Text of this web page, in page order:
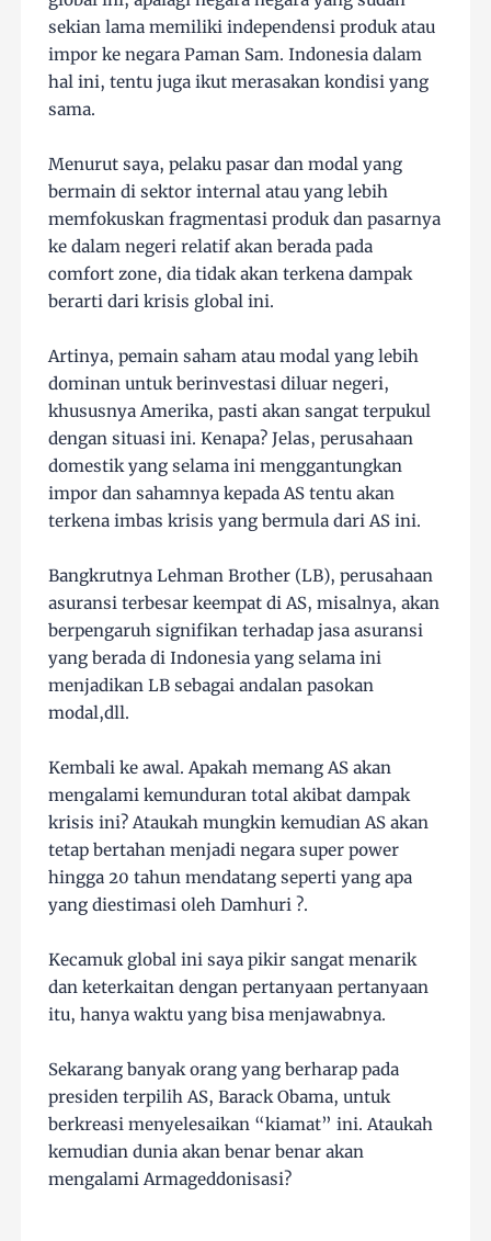
sekian lama memiliki independensi produk atau
impor ke negara Paman Sam. Indonesia dalam
hal ini, tentu juga ikut merasakan kondisi yang
sama.
Menurut saya, pelaku pasar dan modal yang
bermain di sektor internal atau yang lebih
memfokuskan fragmentasi produk dan pasarnya
ke dalam negeri relatif akan berada pada
comfort zone, dia tidak akan terkena dampak
berarti dari krisis global ini.
Artinya, pemain saham atau modal yang lebih
dominan untuk berinvestasi diluar negeri,
khususnya Amerika, pasti akan sangat terpukul
dengan situasi ini. Kenapa? Jelas, perusahaan
domestik yang selama ini menggantungkan
impor dan sahamnya kepada AS tentu akan
terkena imbas krisis yang bermula dari AS ini.
Bangkrutnya Lehman Brother (LB), perusahaan
asuransi terbesar keempat di AS, misalnya, akan
berpengaruh signifikan terhadap jasa asuransi
yang berada di Indonesia yang selama ini
menjadikan LB sebagai andalan pasokan
modal,dll.
Kembali ke awal. Apakah memang AS akan
mengalami kemunduran total akibat dampak
krisis ini? Ataukah mungkin kemudian AS akan
tetap bertahan menjadi negara super power
hingga 20 tahun mendatang seperti yang apa
yang diestimasi oleh Damhuri ?.
Kecamuk global ini saya pikir sangat menarik
dan keterkaitan dengan pertanyaan pertanyaan
itu, hanya waktu yang bisa menjawabnya.
Sekarang banyak orang yang berharap pada
presiden terpilih AS, Barack Obama, untuk
berkreasi menyelesaikan “kiamat” ini. Ataukah
kemudian dunia akan benar benar akan
mengalami Armageddonisasi?